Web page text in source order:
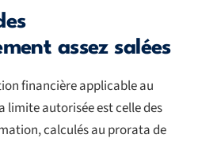
assez salées
financière applicable au
limite autorisée est celle des
calculés au prorata de